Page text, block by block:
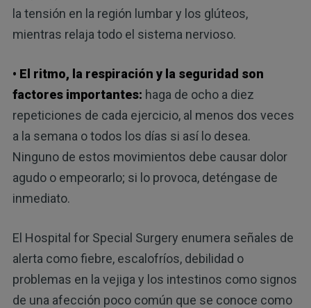
la tensión en la región lumbar y los glúteos,
mientras relaja todo el sistema nervioso.
• El ritmo, la respiración y la seguridad son
factores importantes: haga de ocho a diez
repeticiones de cada ejercicio, al menos dos veces
a la semana o todos los días si así lo desea.
Ninguno de estos movimientos debe causar dolor
agudo o empeorarlo; si lo provoca, deténgase de
inmediato.
El Hospital for Special Surgery enumera señales de
alerta como fiebre, escalofríos, debilidad o
problemas en la vejiga y los intestinos como signos
de una afección poco común que se conoce como